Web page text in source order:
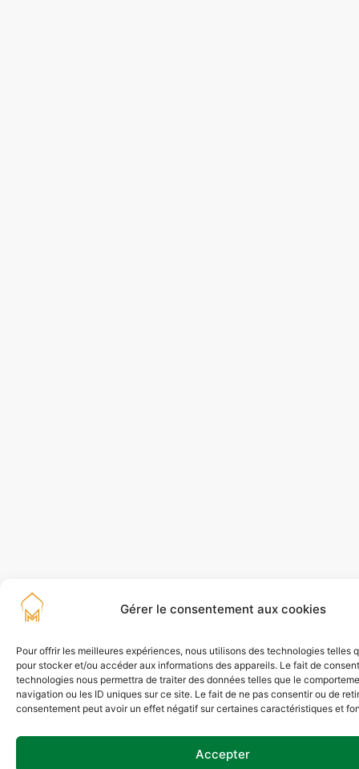
Gérer le consentement aux cookies
Pour offrir les meilleures expériences, nous utilisons des technologies telles
pour stocker et/ou accéder aux informations des appareils. Le fait de
technologies nous permettra de traiter des données telles que le
navigation ou les ID uniques sur ce site. Le fait de ne pas consentir ou de
consentement peut avoir un effet négatif sur certaines caractéristiques et
Accepter